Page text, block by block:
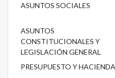
ASUNTOS SOCIALES
ASUNTOS
CONSTITUCIONALES Y
LEGISLACIÓN GENERAL
PRESUPUESTO Y HACIENDA